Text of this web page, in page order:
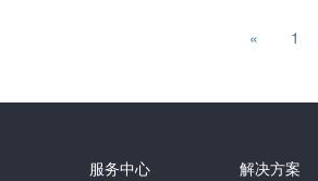
« 1
服务中心 解决方案